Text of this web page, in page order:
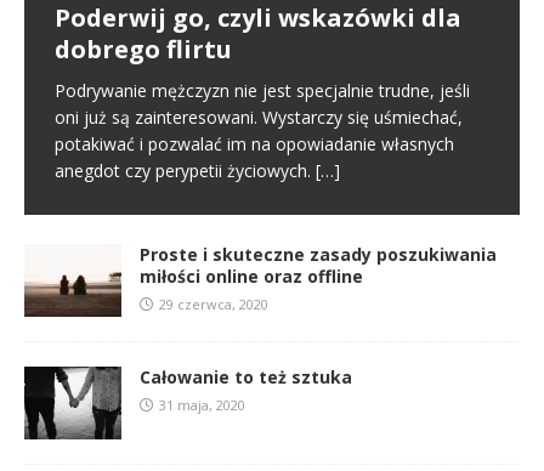
Poderwij go, czyli wskazówki dla
dobrego flirtu
Podrywanie mężczyzn nie jest specjalnie trudne, jeśli
oni już są zainteresowani. Wystarczy się uśmiechać,
potakiwać i pozwalać im na opowiadanie własnych
anegdot czy perypetii życiowych. […]
Pierwsze spotkanie
Poznajemy się na portalu randkowym i naszym
pierwszym kontaktem jest randka online. To normalny
schemat we współczesnym świecie. Na tym etapie
tworzy się pierwsze pierwsze[…]
Proste i skuteczne zasady
poszukiwania miłości online oraz
offline
W miłości nic nie jest proste i między innymi dlatego
jest ona tak wspaniała. Nie oznacza to jednak, że
samo zabieranie się za miłość musi
Proste i skuteczne zasady poszukiwania
miłości online oraz offline
29 czerwca, 2020
Całowanie to też sztuka
31 maja, 2020